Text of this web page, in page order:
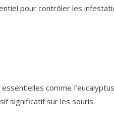
pour contrôler les
comme
significatif sur les souris.